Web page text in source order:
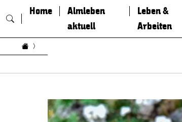
Zum Inhalt springen
Home
Almleben
aktuell
Leben &
Arbeiten